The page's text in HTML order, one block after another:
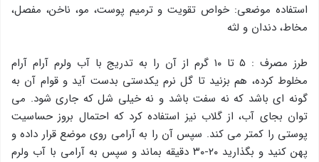
استفاده موضعی: خواص تقویت و ترمیم پوست، مو، ناخن، مفصل،
مخاط، دندان و لثه
طرز مصرف : ۵ تا ۱۰ گرم از آن را به تدریج با آب ولرم آرام آرام
مخلوط کرده، هم بزنید تا گل نرم یکدستی بدست آید و قوام آن به
گونه ای باشد که نه سفت باشد و نه خیلی شل که جاری شود. می
توان بجای آب، از گلاب نیز استفاده کرد که احتمال بروز حساسیت
پوستی را کمتر می کند. سپس آن را به آرامی روی موضع قرار داده و
پهن کنید و بگذارید ۲۰-۳۰ دقیقه بماند و سپس به آرامی با آب ولرم